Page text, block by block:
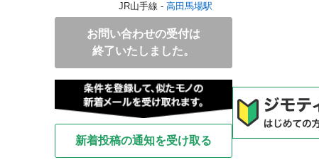
JR山手線 - 高田馬場駅
お問い合わせの受付は
終了いたしました。
新着投稿の通知を受け取る